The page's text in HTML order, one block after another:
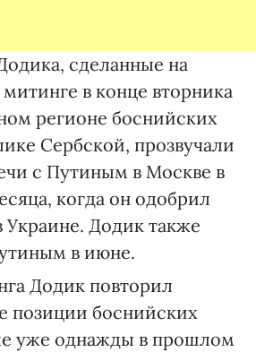
сделанные на
в конце вторника
регионе боснийских
Сербской, прозвучали
с Путиным в Москве в
когда он одобрил
Украине. Додик также
в июне.
Додик повторил
позиции боснийских
уже однажды в прошлом